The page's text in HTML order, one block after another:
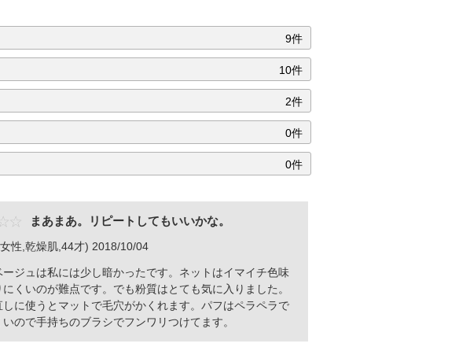
9件
10件
2件
0件
0件
まあまあ。リピートしてもいいかな。
性,乾燥肌,44才) 2018/10/04
ージュは私には少し暗かったです。ネットはイマイチ色味
くいのが難点です。でも粉質はとても気に入りました。
しに使うとマットで毛穴がかくれます。パフはペラペラで
ので手持ちのブラシでフンワリつけてます。